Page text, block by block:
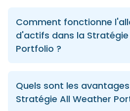
Comment fonctionne
d'actifs dans la Stratégie
Portfolio ?
Quels sont les
Stratégie All Weather